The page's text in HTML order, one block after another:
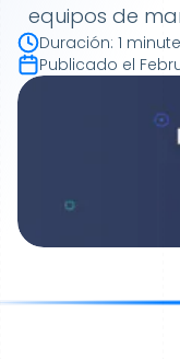
equipos de
Duración: 1
Publicado el